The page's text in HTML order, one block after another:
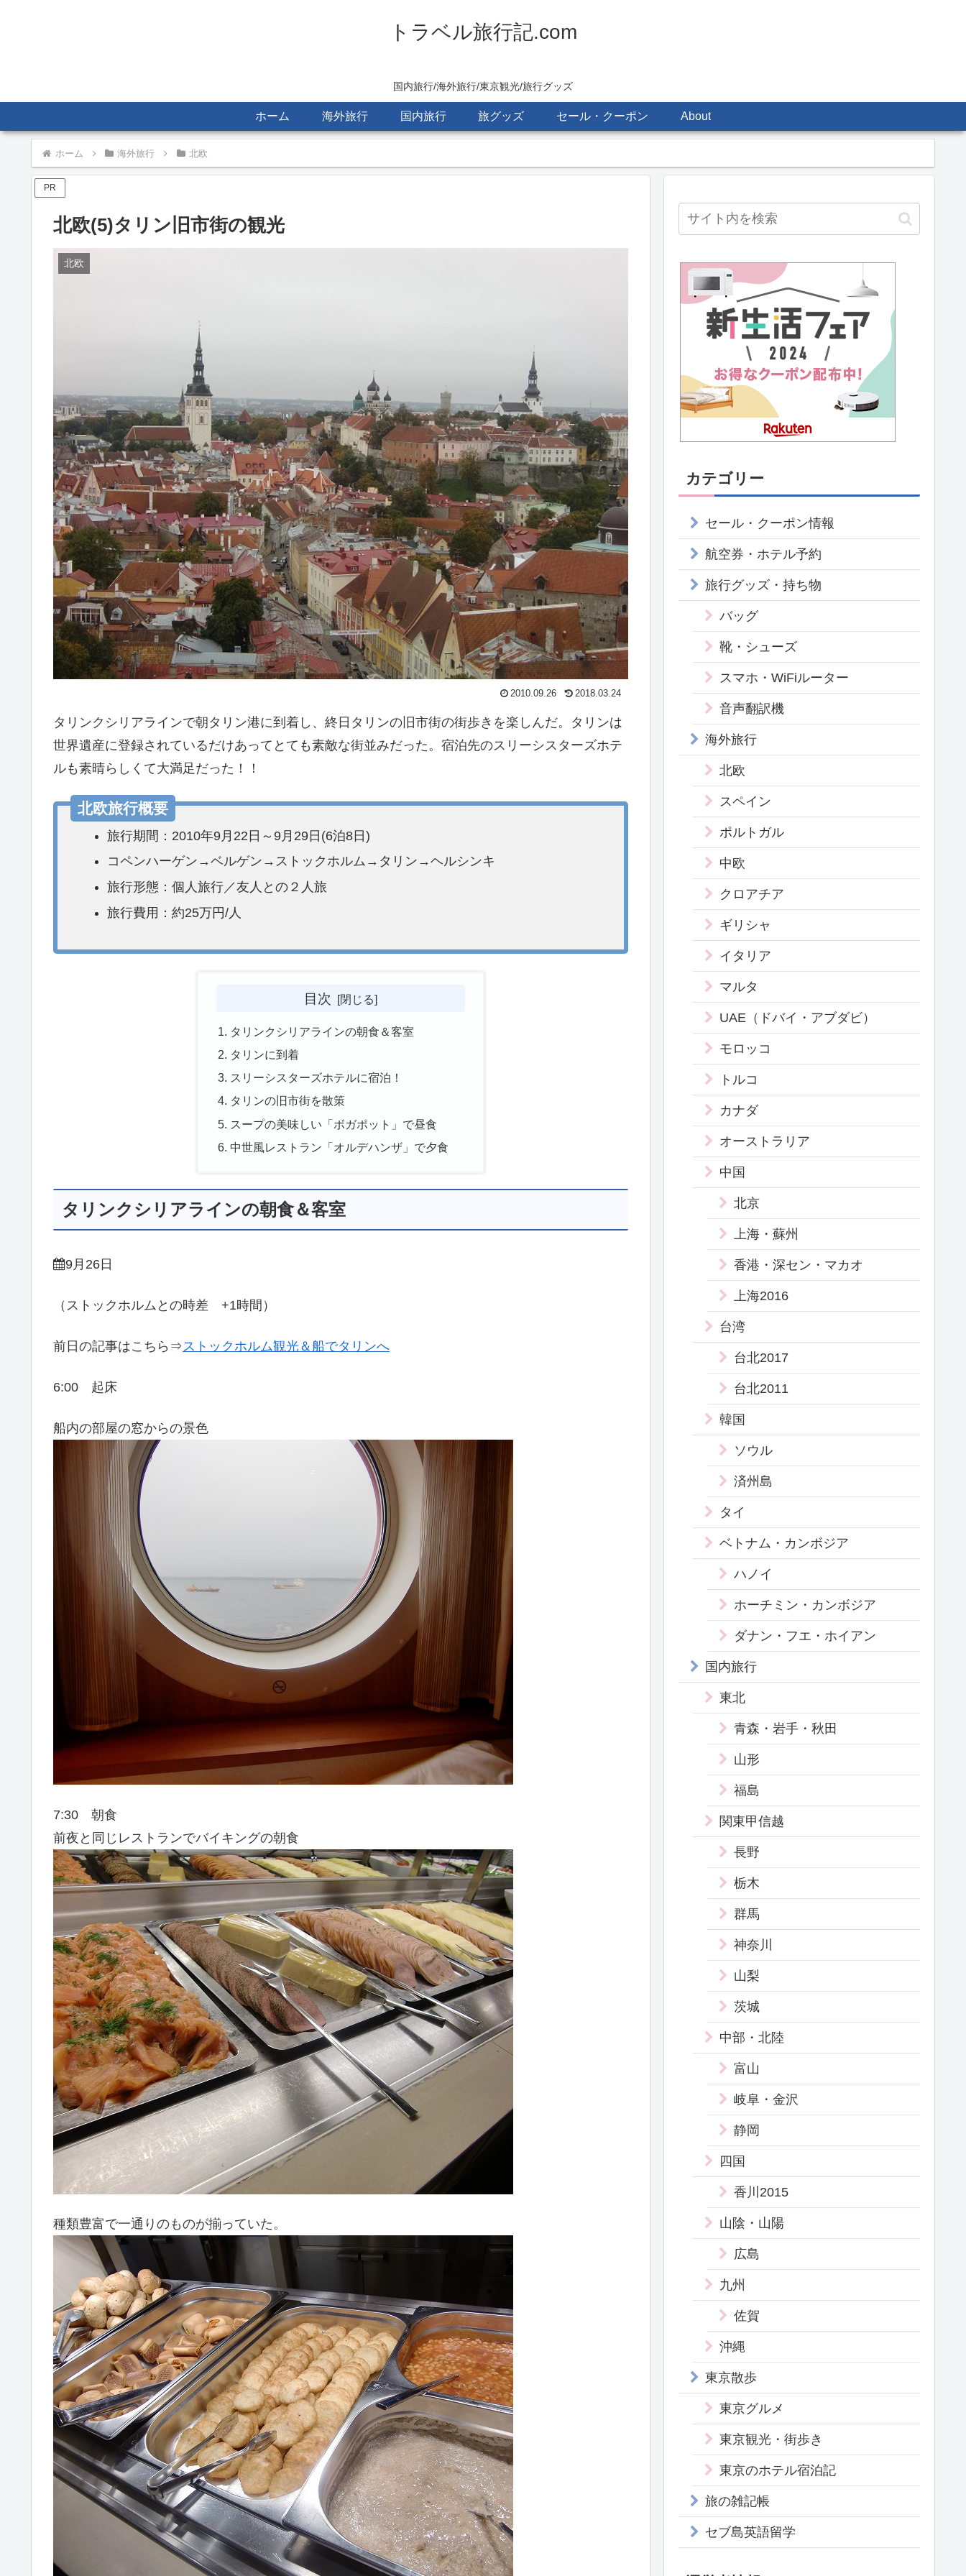
トラベル旅行記.com
国内旅行/海外旅行/東京観光/旅行グッズ
ホーム 海外旅行 国内旅行 旅グッズ セール・クーポン About
ホーム 海外旅行 北欧
PR
北欧(5)タリン旧市街の観光
北欧
2010.09.26 2018.03.24
タリンクシリアラインで朝タリン港に到着し、終日タリンの旧市街の街歩きを楽しんだ。タリンは
世界遺産に登録されているだけあってとても素敵な街並みだった。宿泊先のスリーシスターズホテ
ルも素晴らしくて大満足だった！！
北欧旅行概要
旅行期間：2010年9月22日～9月29日(6泊8日)
コペンハーゲン→ベルゲン→ストックホルム→タリン→ヘルシンキ
旅行形態：個人旅行／友人との２人旅
旅行費用：約25万円/人
目次
タリンクシリアラインの朝食＆客室
タリンに到着
スリーシスターズホテルに宿泊！
タリンの旧市街を散策
スープの美味しい「ボガポット」で昼食
中世風レストラン「オルデハンザ」で夕食
タリンクシリアラインの朝食＆客室
9月26日
（ストックホルムとの時差 +1時間）
前日の記事はこちら⇒ストックホルム観光＆船でタリンへ
6:00 起床
船内の部屋の窓からの景色
7:30 朝食
前夜と同じレストランでバイキングの朝食
種類豊富で一通りのものが揃っていた。
カテゴリー
セール・クーポン情報
航空券・ホテル予約
旅行グッズ・持ち物
バッグ
靴・シューズ
スマホ・WiFiルーター
音声翻訳機
海外旅行
北欧
スペイン
ポルトガル
中欧
クロアチア
ギリシャ
イタリア
マルタ
UAE（ドバイ・アブダビ）
モロッコ
トルコ
カナダ
オーストラリア
中国
北京
上海・蘇州
香港・深セン・マカオ
上海2016
台湾
台北2017
台北2011
韓国
ソウル
済州島
タイ
ベトナム・カンボジア
ハノイ
ホーチミン・カンボジア
ダナン・フエ・ホイアン
国内旅行
東北
青森・岩手・秋田
山形
福島
関東甲信越
長野
栃木
群馬
神奈川
山梨
茨城
中部・北陸
富山
岐阜・金沢
静岡
四国
香川2015
山陰・山陽
広島
九州
佐賀
沖縄
東京散歩
東京グルメ
東京観光・街歩き
東京のホテル宿泊記
旅の雑記帳
セブ島英語留学